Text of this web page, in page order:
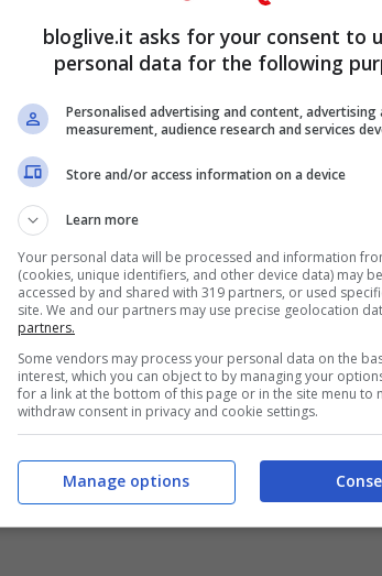
italiani (37,29% di share) che avevano
targata Fazio-Littizzetto. Il
fisiologico e prevedibile,
di Champions League Milan-
di share
bloglive.it asks for your consent to
personal data for the following
Personalised advertising and content, advertising
measurement, audience research and services
Store and/or access information on a device
Learn more
Your personal data will be processed and information
(cookies, unique identifiers, and other device data) may
accessed by and shared with 319 partners, or used
site. We and our partners may use precise geolocation
partners.
Some vendors may process your personal data on the
interest, which you can object to by managing your
for a link at the bottom of this page or in the site menu to
withdraw consent in privacy and cookie settings.
Manage options